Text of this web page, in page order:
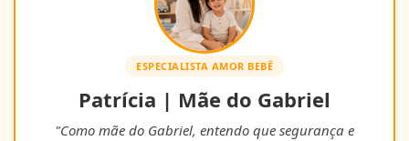
ESPECIALISTA AMOR BEBÊ
Patrícia | Mãe do Gabriel
"Como mãe do Gabriel, entendo que segurança e